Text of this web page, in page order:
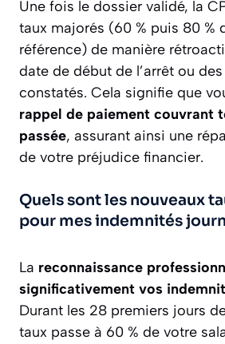
Une fois le dossier validé, la
taux majorés (60 % puis 80 %
référence) de manière
date de début de l’arrêt ou
constatés. Cela signifie que
rappel de paiement couvrant
passée, assurant ainsi une
de votre préjudice financier.
Quels sont les nouveaux
pour mes indemnités
La reconnaissance
significativement vos
Durant les 28 premiers jours
taux passe à 60 % de votre